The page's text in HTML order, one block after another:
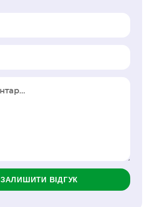
ЗАЛИШИТИ ВІДГУК